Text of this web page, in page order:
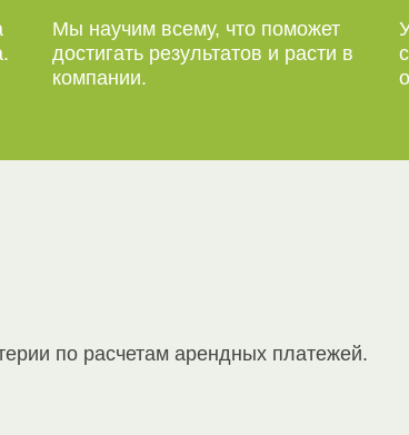
Мы научим всему, что поможет
достигать результатов и расти в
компании.
по расчетам арендных платежей.